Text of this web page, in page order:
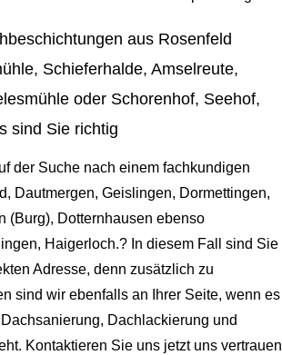
aus Rosenfeld
Schieferhalde, Amselreute,
oder Schorenhof, Seehof,
sind Sie richtig
der Suche nach einem fachkundigen
Dautmergen, Geislingen, Dormettingen,
(Burg), Dotternhausen ebenso
Haigerloch.? In diesem Fall sind Sie
Adresse, denn zusätzlich zu
sind wir ebenfalls an Ihrer Seite, wenn es
Dachlackierung und
Kontaktieren Sie uns jetzt uns vertrauen